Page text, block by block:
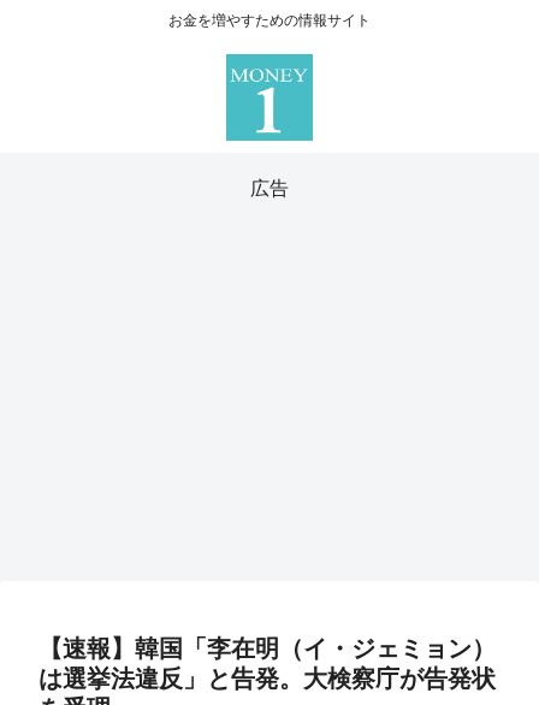
お金を増やすための情報サイト
広告
【速報】韓国「李在明（イ・ジェミョン）
は選挙法違反」と告発。大検察庁が告発状